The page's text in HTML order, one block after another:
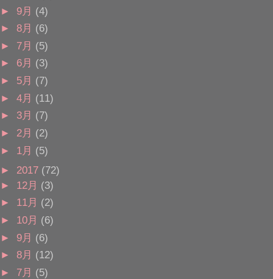
► 9月 (4)
► 8月 (6)
► 7月 (5)
► 6月 (3)
► 5月 (7)
► 4月 (11)
► 3月 (7)
► 2月 (2)
► 1月 (5)
► 2017 (72)
► 12月 (3)
► 11月 (2)
► 10月 (6)
► 9月 (6)
► 8月 (12)
► 7月 (5)